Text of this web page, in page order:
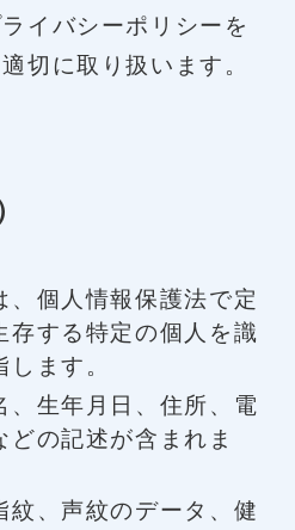
イバシーポリシーを
切に取り扱います。
、個人情報保護法で定
存する特定の個人を識
ます。
、生年月日、住所、電
どの記述が含まれま
紋、声紋のデータ、健